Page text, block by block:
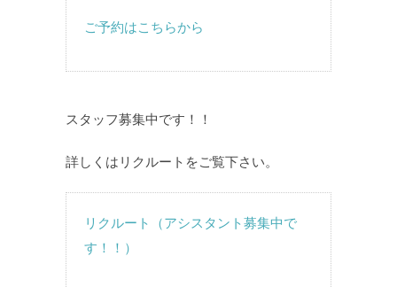
ご予約はこちらから
スタッフ募集中です！！
詳しくはリクルートをご覧下さい。
リクルート（アシスタント募集中で
す！！）